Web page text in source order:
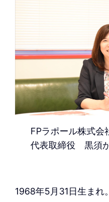
FPラポール株式会
代表取締役 黒須
1968年5月31日生まれ。